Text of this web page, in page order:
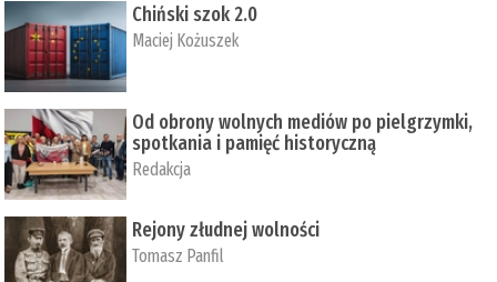
Chiński szok 2.0
Maciej Kożuszek
Od obrony wolnych mediów po pielgrzymki,
spotkania i pamięć historyczną
Redakcja
Rejony złudnej wolności
Tomasz Panfil